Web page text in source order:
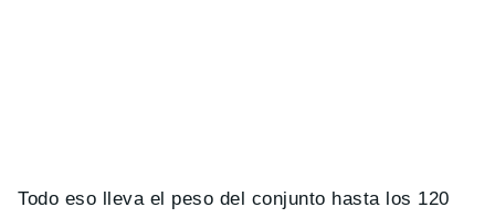
Todo eso lleva el peso del conjunto hasta los 120